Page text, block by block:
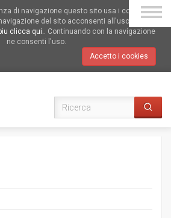
di navigazione questo sito usa i cookies.
del sito acconsenti all'uso dei
clicca qui.. Continuando con la navigazione
ne consenti l'uso.
Accetto i cookies